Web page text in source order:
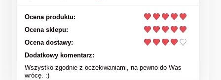
Ocena produktu:
Ocena sklepu:
Ocena dostawy:
Dodatkowy komentarz:
Wszystko zgodnie z oczekiwaniami, na pewno do Was
wrócę. :)